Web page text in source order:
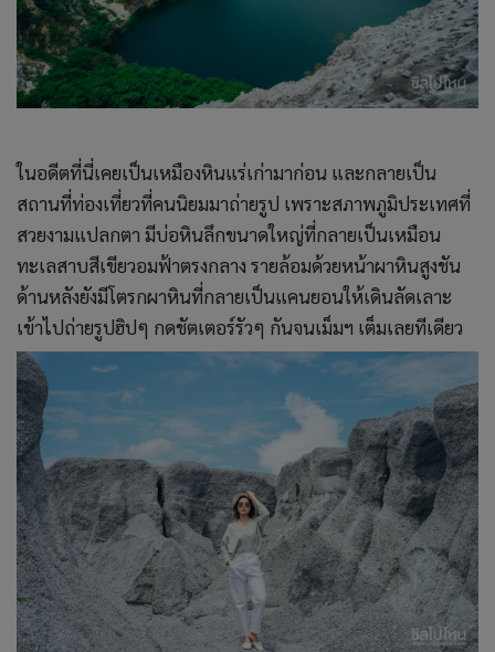
ในอดีตที่นี่เคยเป็นเหมืองหินแร่เก่ามาก่อน และกลายเป็น
สถานที่ท่องเที่ยวที่คนนิยมมาถ่ายรูป เพราะสภาพภูมิประเทศที่
สวยงามแปลกตา มีบ่อหินลึกขนาดใหญ่ที่กลายเป็นเหมือน
ทะเลสาบสีเขียวอมฟ้าตรงกลาง รายล้อมด้วยหน้าผาหินสูงชัน
ด้านหลังยังมีโตรกผาหินที่กลายเป็นแคนยอนให้เดินลัดเลาะ
เข้าไปถ่ายรูปฮิปๆ กดชัตเตอร์รัวๆ กันจนเม็มฯ เต็มเลยทีเดียว